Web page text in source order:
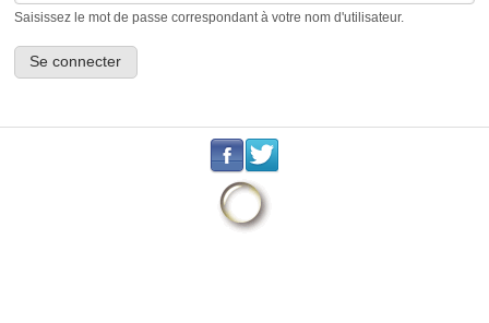
Saisissez le mot de passe correspondant à votre nom d'utilisateur.
. .